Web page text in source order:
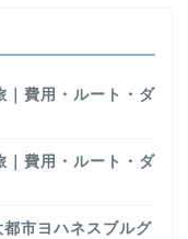
｜費用・ルート・ダ
｜費用・ルート・ダ
市ヨハネスブルグ